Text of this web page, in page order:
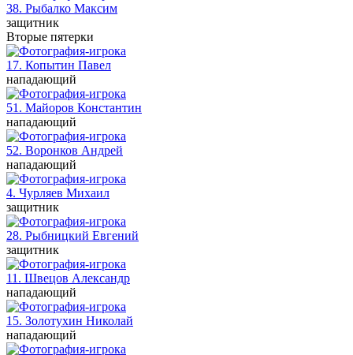
38. Рыбалко Максим
защитник
Вторые пятерки
17. Копытин Павел
нападающий
51. Майоров Константин
нападающий
52. Воронков Андрей
нападающий
4. Чурляев Михаил
защитник
28. Рыбницкий Евгений
защитник
11. Швецов Александр
нападающий
15. Золотухин Николай
нападающий